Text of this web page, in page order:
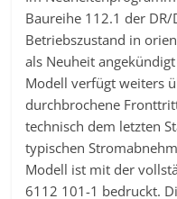
Baureihe 112.1 der
Betriebszustand in
als Neuheit
Modell verfügt weiters
durchbrochene
technisch dem letzten
typischen
Modell ist mit der
6112 101-1 bedruckt.